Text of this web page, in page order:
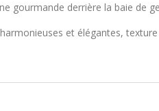
gourmande derrière la baie de
et élégantes,